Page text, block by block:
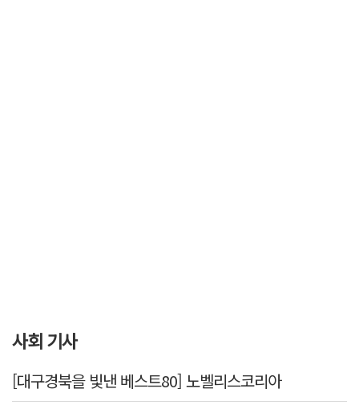
사회 기사
[대구경북을 빛낸 베스트80] 노벨리스코리아